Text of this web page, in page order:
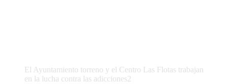
El Ayuntamiento torreno y el Centro Las Flotas trabajan
en la lucha contra las adicciones2